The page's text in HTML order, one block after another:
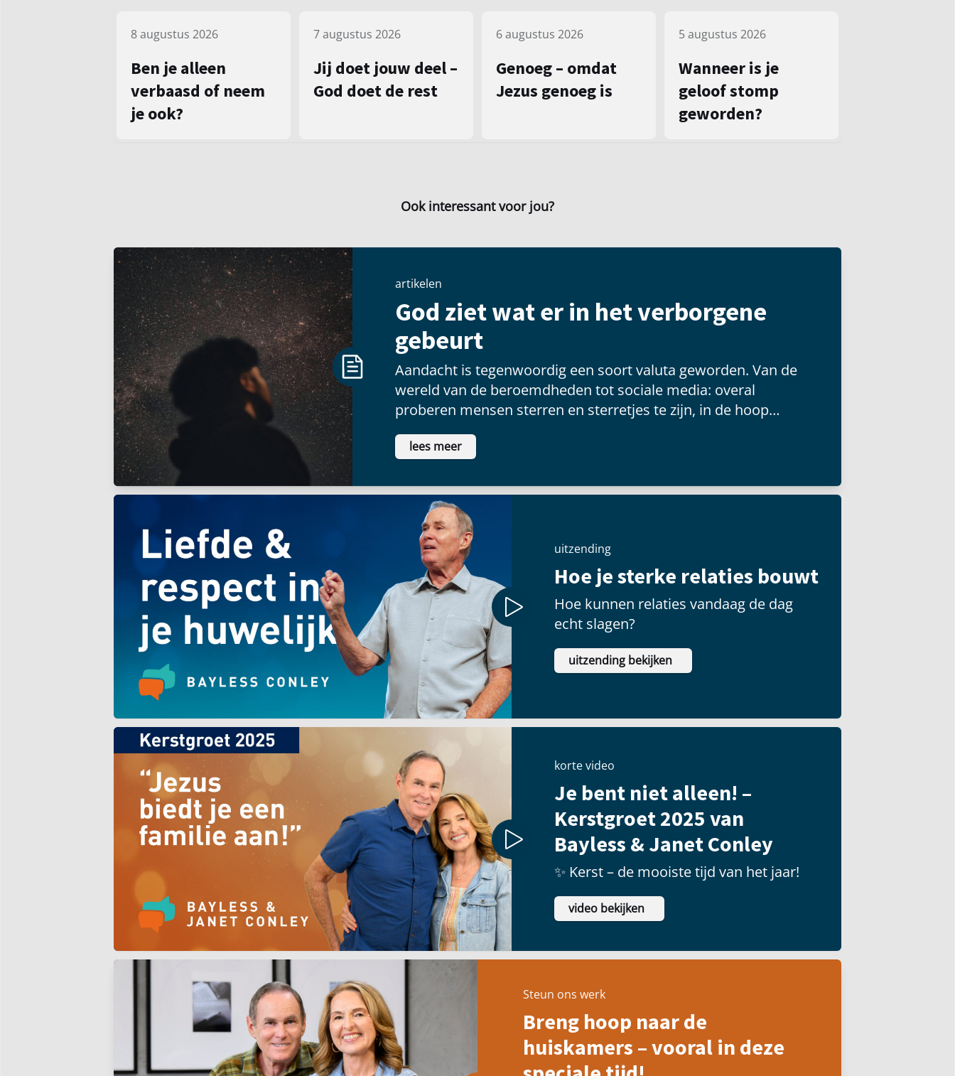
8 augustus 2026
Ben je alleen
verbaasd of neem
je ook?
7 augustus 2026
Jij doet jouw deel –
God doet de rest
6 augustus 2026
Genoeg – omdat
Jezus genoeg is
5 augustus 2026
Wanneer is je
geloof stomp
geworden?
Ook interessant voor jou?
artikelen
God ziet wat er in het verborgene
gebeurt
Aandacht is tegenwoordig een soort valuta geworden. Van de
wereld van de beroemdheden tot sociale media: overal
proberen mensen sterren en sterretjes te zijn, in de hoop
voldoening te vinden als ze voor een groot publiek kunnen
schitteren.
lees meer
uitzending
Hoe je sterke relaties bouwt
Hoe kunnen relaties vandaag de dag
echt slagen?
uitzending bekijken
korte video
Je bent niet alleen! –
Kerstgroet 2025 van
Bayless & Janet Conley
✨ Kerst – de mooiste tijd van het jaar!
video bekijken
Steun ons werk
Breng hoop naar de
huiskamers – vooral in deze